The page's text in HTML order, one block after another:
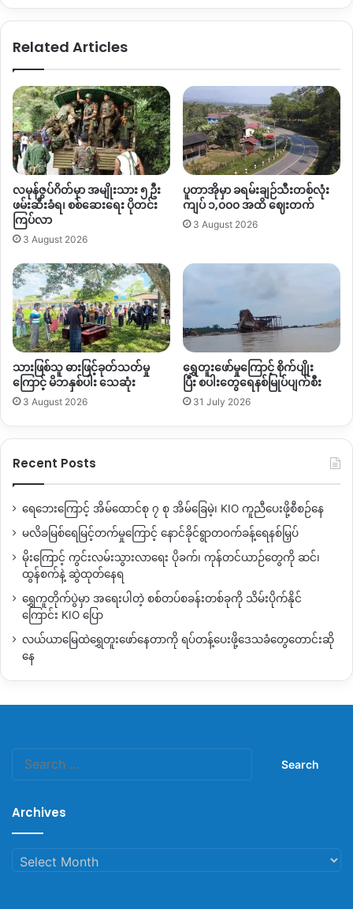
လေးစားကြည် ညို အလေးထားခံရသည့် သမိုင်းဝင် အမျိုးသမီး
ယခုလို ဆရာမကြီး အင်ဖန်းဂျာရာ ဆုံးပါးသွားသည့်အပေါ် ကချင်
အနုပညာရှင်အဖွဲ့အစည်းမှ အဖွဲ့ဝင်များလည်း အထူးဝမ်းနည်း
ကြေကွဲရကြောင်း ပြောဆိုနေကြသည်။
“ဆရာမကြီး ဒီလောကထွက်ခွာသွားခဲ့တာက ကျနော်တို့ လူမျိုးတွေ
အတွက်တော့ ကြီးမားတဲ့ဆုံးရှုံးမှုဖြစ်တယ်။ ဘာလို့လဲဆိုတော့ သူက
ကျနော်တို့ကချင်အနုပညာရှင်အသင်းရဲ့ မိခင်ကြီးဖြစ်တယ်
မျိုးဆက် ၅ ဆက်အထိ သူသေချာ လမ်းပြ ဦးဆောင်ပေးခဲ့တယ်။
ကချင်ပြည်နယ်နေ့ဖြစ်လာတဲ့ နောက်ပိုင်ကနေ သူရဲ့ တေးသီးချင်း
တွေနဲ့ ပါဝင်ခဲ့တယ်။ အရင်ခေတ်ဦးတေးသံရှင်ကြီးတွေနဲ့လည်း
ဦးဆောင်လက်တွဲခဲ့ကြတယ်။ အဲ့ကြောင့် သူအခုလို သေဆုံးသွားတာ
က အလွန်ဝမ်းနည်းကြေကွဲနေရပါတယ်
ရုပ်ရှင်နှင့် ဗီဒီယိုသရုတ်ဆောင် မင်းသား
ဇော်ဒိန်က ပြောဆိုခဲ့
သည်။
ပြီးခဲ့သော ၂၀၂၂ ခုနှစ် ဩဂုတ်လ ၁၆ ရက်နေ့မှ ၁၈ ရက်နေ့အထိ
ဆရာမကြီး အင်ဖန်းဂျာရာ၏ အနုပညာလမ်းခရီး ၇၅ နှစ်ပြည့်နှင့်
သက် ၉၀ နှစ်ပြည့်မွေးနေ့ အထိမ်းအမှတ် တေးဂီတ ဖျော်ဖြေပွဲကြီး
ကိုလည်း မြစ်ကြီးနားမြို့ မနောကွင်း မဂျွယ်ခမ်းမဆောင်တွင်
ကွယ်လွန်သွားသည့် ဆရာမကြီး အင်ဖန်းဂျာရာ၏ ရုပ်ကလပ်ကို
လာမယ့် ဇန်နဝါရီလ ၁၁ ရက်နေ့တွင် မြေမြှုပ်သဂြိုလ်သွားမည်ဟု
သိရသည်။
ထိုနည်းတူ ယနေ့ ဇန်နဝါရီလ ၉ ရက်နေ့တစ်တည်းအတွင်း ကချင်
အနုပညာရှင်တစ်ဦးဖြစ်သည့် ဒါရိုက်တာ
ရောဂါဖြင့်ကွယ်လွန်သွားခဲ့ခြင်းဖြစ်သည်။
ပြည်
ဦး
သေဆုံး
Related Articles
လမုန်ဇွပ်ဂိတ်မှာ အမျိုးသား ၅ ဦး
ဖမ်းဆီးခံရ၊ စစ်ဆေးရေး ပိုတင်း
ကြပ်လာ
3 August 2026
ပူတာအိုမှာ ခရမ်းချဉ်သီးတစ်လုံး
ကျပ် ၁,၀၀၀ အထိ ဈေးတက်
3 August 2026
သားဖြစ်သူ ဓားဖြင့်ခုတ်သတ်မှု
ကြောင့် မိဘနှစ်ပါး သေဆုံး
3 August 2026
ရွှေတူးဖော်မှုကြောင့် စိုက်ပျိုး
ပြီး စပါးတွေရေနစ်မြုပ်ပျက်စီး
31 July 2026
Recent Posts
ရေဘေးကြောင့် အိမ်ထောင်စု ၇ စု အိမ်ခြေမဲ့၊ KIO ကူညီပေးဖို့စီစဉ်နေ
မလိခမြစ်ရေမြင့်တက်မှုကြောင့် နောင်ခိုင်ရွာတဝက်ခန့်ရေနစ်မြှပ်
မိုးကြောင့် ကွင်းလမ်းသွားလာရေး ပိုခက်၊ ကုန်တင်ယာဉ်တွေကို ဆင်၊
ထွန်စက်နဲ့ ဆွဲထုတ်နေရ
ရွှေကူတိုက်ပွဲမှာ အရေးပါတဲ့ စစ်တပ်စခန်းတစ်ခုကို သိမ်းပိုက်နိုင်
ကြောင်း KIO ပြော
လယ်ယာမြေထဲရွှေတူးဖော်နေတာကို ရပ်တန့်ပေးဖို့ဒေသခံတွေတောင်းဆို
နေ
Archives
Archives